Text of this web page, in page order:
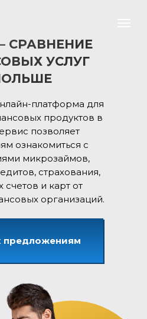
платформа для
продуктов в
позволяет
ознакомиться с
микрозаймов,
страхования,
счетов и карт от
организаций.
СРАВНЕНИЕ
УСЛУГ
предложениям